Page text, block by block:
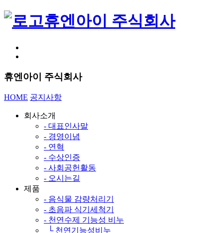
휴엔아이 주식회사
휴엔아이 주식회사
HOME 공지사항
회사소개
- 대표인사말
- 경영이념
- 연혁
- 수상인증
- 사회공헌활동
- 오시는길
제품
- 음식물 감량처리기
- 초음파 식기세척기
- 천연수제 기능성 비누
└ 천연기능성비누